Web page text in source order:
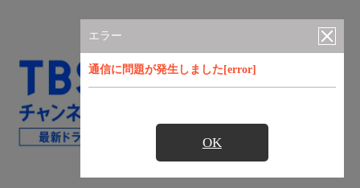
エラー
通信に問題が発生しました[error]
OK